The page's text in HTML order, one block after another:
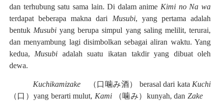
dan terhubung satu sama lain. Di dalam anime Kimi no Na wa
terdapat beberapa makna dari Musubi, yang pertama adalah
bentuk Musubi yang berupa simpul yang saling melilit, terurai,
dan menyambung lagi disimbolkan sebagai aliran waktu. Yang
kedua, Musubi adalah suatu ikatan takdir yang dibuat oleh
dewa.
Kuchikamizake （口噛み酒） berasal dari kata Kuchi
（口）yang berarti mulut, Kami （噛み） kunyah, dan Zake